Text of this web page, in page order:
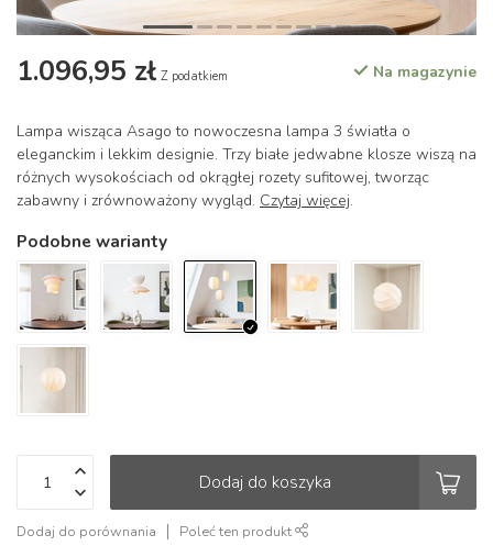
1.096,95 zł Z podatkiem Na magazynie
Lampa wisząca Asago to nowoczesna lampa 3 światła o
eleganckim i lekkim designie. Trzy białe jedwabne klosze wiszą na
różnych wysokościach od okrągłej rozety sufitowej, tworząc
zabawny i zrównoważony wygląd. Czytaj więcej.
Podobne warianty
Dodaj do koszyka
Dodaj do porównania Poleć ten produkt